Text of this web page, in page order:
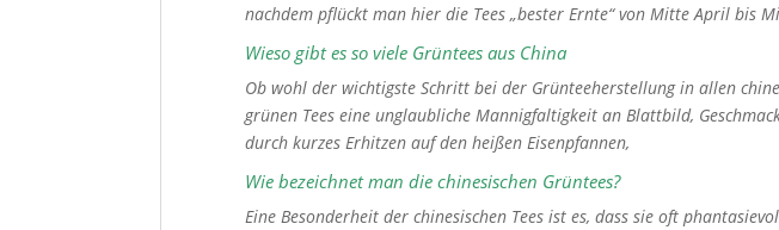
nachdem pflückt man hier die Tees „bester Ernte“ von Mitte April bis
Wieso gibt es so viele Grüntees aus China
Ob wohl der wichtigste Schritt bei der Grünteeherstellung in allen
grünen Tees eine unglaubliche Mannigfaltigkeit an Blattbild,
durch kurzes Erhitzen auf den heißen Eisenpfannen,
Wie bezeichnet man die chinesischen Grüntees?
Eine Besonderheit der chinesischen Tees ist es, dass sie oft